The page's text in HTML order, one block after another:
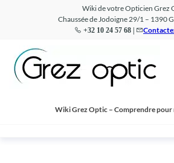
Wiki de votre Opticien Grez
Chaussée de Jodoigne 29/1 – 1390
+32 10 24 57 68 |
Wiki Grez Optic – Comprendre pour